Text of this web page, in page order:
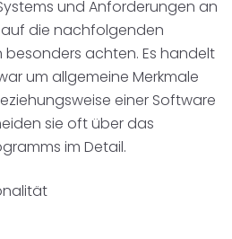
und Anforderungen an
auf die nachfolgenden
achten. Es handelt
um allgemeine Merkmale
einer Software
sie oft über das
im Detail.